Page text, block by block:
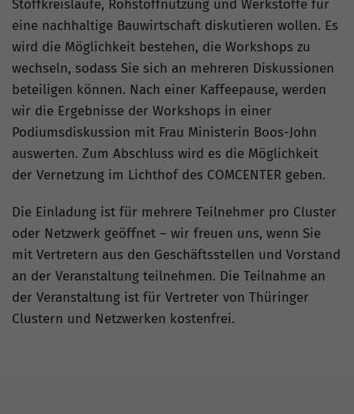
Stoffkreisläufe, Rohstoffnutzung und Werkstoffe für
eine nachhaltige Bauwirtschaft diskutieren wollen. Es
wird die Möglichkeit bestehen, die Workshops zu
wechseln, sodass Sie sich an mehreren Diskussionen
beteiligen können. Nach einer Kaffeepause, werden
wir die Ergebnisse der Workshops in einer
Podiumsdiskussion mit Frau Ministerin Boos-John
auswerten. Zum Abschluss wird es die Möglichkeit
der Vernetzung im Lichthof des COMCENTER geben.
Die Einladung ist für mehrere Teilnehmer pro Cluster
oder Netzwerk geöffnet – wir freuen uns, wenn Sie
mit Vertretern aus den Geschäftsstellen und Vorstand
an der Veranstaltung teilnehmen. Die Teilnahme an
der Veranstaltung ist für Vertreter von Thüringer
Clustern und Netzwerken kostenfrei.